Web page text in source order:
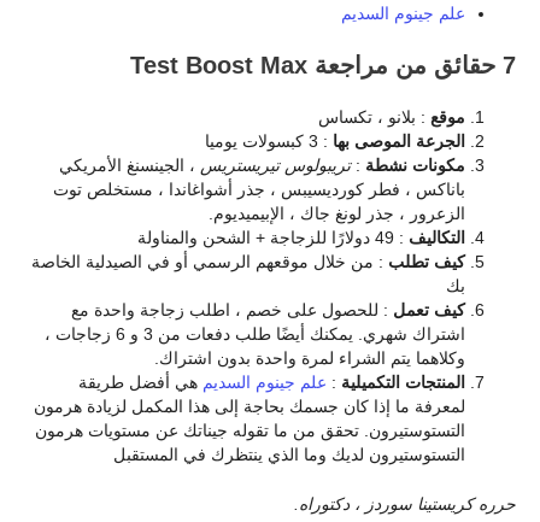
علم جينوم السديم
7 حقائق من مراجعة Test Boost Max
موقع : بلانو ، تكساس
الجرعة الموصى بها : 3 كبسولات يوميا
مكونات نشطة : تريبولوس تيريستريس ، الجينسنغ الأمريكي
باناكس ، فطر كورديسيبس ، جذر أشواغاندا ، مستخلص توت
الزعرور ، جذر لونغ جاك ، الإبيميديوم.
التكاليف : 49 دولارًا للزجاجة + الشحن والمناولة
كيف تطلب : من خلال موقعهم الرسمي أو في الصيدلية الخاصة
بك
كيف تعمل : للحصول على خصم ، اطلب زجاجة واحدة مع
اشتراك شهري. يمكنك أيضًا طلب دفعات من 3 و 6 زجاجات ،
وكلاهما يتم الشراء لمرة واحدة بدون اشتراك.
المنتجات التكميلية : علم جينوم السديم هي أفضل طريقة
لمعرفة ما إذا كان جسمك بحاجة إلى هذا المكمل لزيادة هرمون
التستوستيرون. تحقق من ما تقوله جيناتك عن مستويات هرمون
التستوستيرون لديك وما الذي ينتظرك في المستقبل
حرره كريستينا سوردز ، دكتوراه.